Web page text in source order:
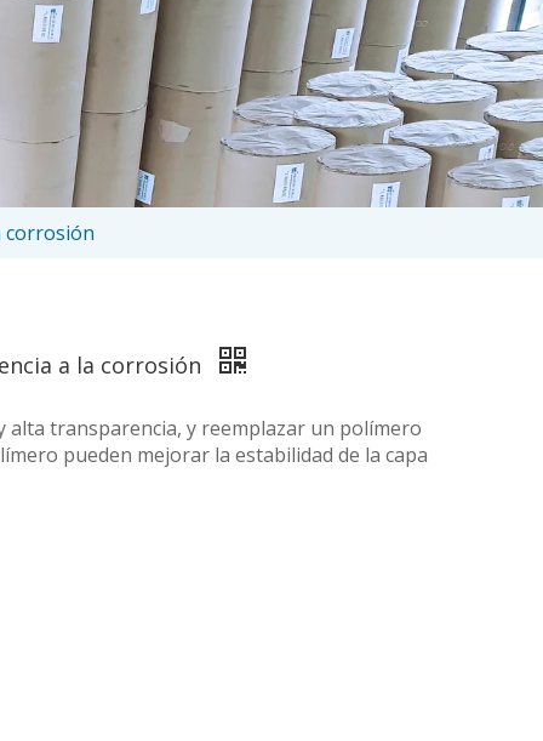
corrosión
a la corrosión
transparencia, y reemplazar un polímero
pueden mejorar la estabilidad de la capa